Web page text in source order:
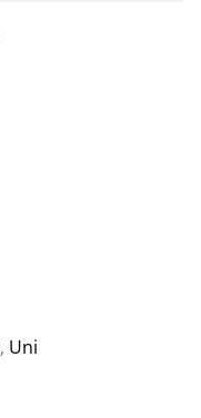
, Uni